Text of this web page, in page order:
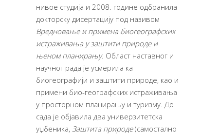
нивое студија и 2008. године одбранила
докторску дисертацију под називом
Вредновање и примена биогеографских
истраживања у заштити природе и
њеном планирању. Област наставног и
научног рада је усмерила ка
биогеографији и заштити природе, као и
примени био-географских истраживања
у просторном планирању и туризму. До
сада је објавила два универзитетска
уџбеника, Заштита природе(самостално